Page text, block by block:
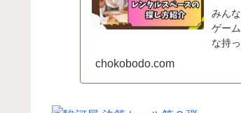
みん
ゲー
な持
chokobodo.com